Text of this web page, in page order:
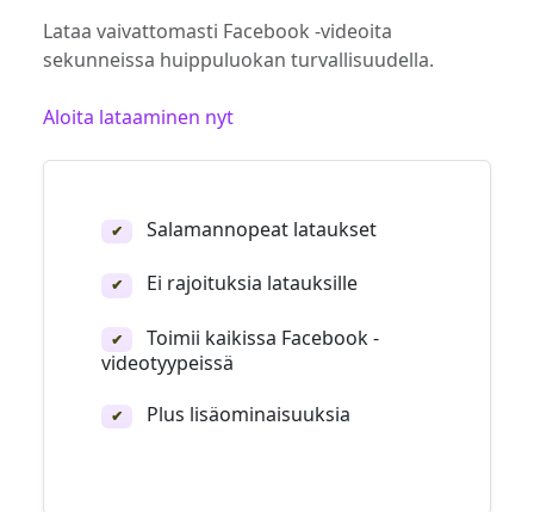
Lataa vaivattomasti Facebook -videoita
sekunneissa huippuluokan turvallisuudella.
Aloita lataaminen nyt
✔ Salamannopeat lataukset
✔ Ei rajoituksia latauksille
✔
Toimii kaikissa Facebook -
videotyypeissä
✔ Plus lisäominaisuuksia